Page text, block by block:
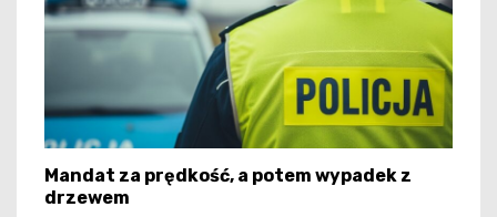
Mandat za prędkość, a potem wypadek z
drzewem